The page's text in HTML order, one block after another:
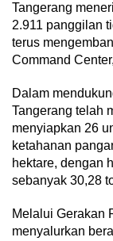
Tangerang
2.911 panggilan
terus
Command
Dalam
Tangerang telah
menyiapkan 26
ketahanan
hektare, dengan
sebanyak 30,28
Melalui Gerakan
menyalurkan